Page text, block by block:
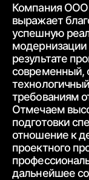
Компания ООО
выражает
успешную
модернизации
результате
современный,
требованиям
Отмечаем
подготовки
отношение к
проектного
дальнейшее